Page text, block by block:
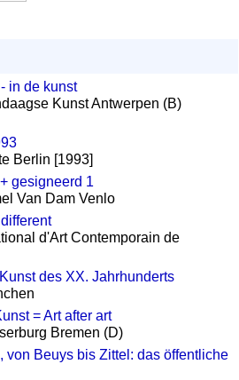
in de kunst
Kunst Antwerpen (B)
Berlin [1993]
gesigneerd 1
Van Dam Venlo
d'Art Contemporain de
des XX. Jahrhunderts
= Art after art
Bremen (D)
von Beuys bis Zittel: das öffentliche